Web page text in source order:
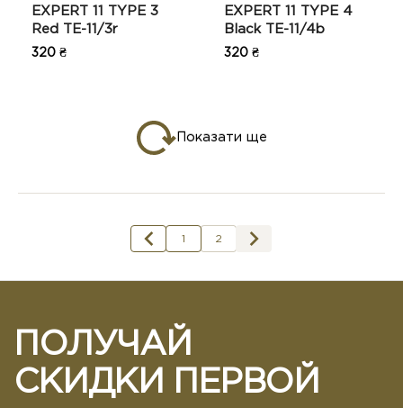
EXPERT 11 TYPE 3
Red TE-11/3r
320 ₴
EXPERT 11 TYPE 4
Black TE-11/4b
320 ₴
Показати ще
1 2
ПОЛУЧАЙ
СКИДКИ ПЕРВОЙ